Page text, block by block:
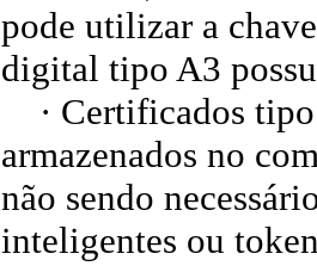
pode utilizar a
digital tipo A3
· Certificados tipo
armazenados no
não sendo
inteligentes ou